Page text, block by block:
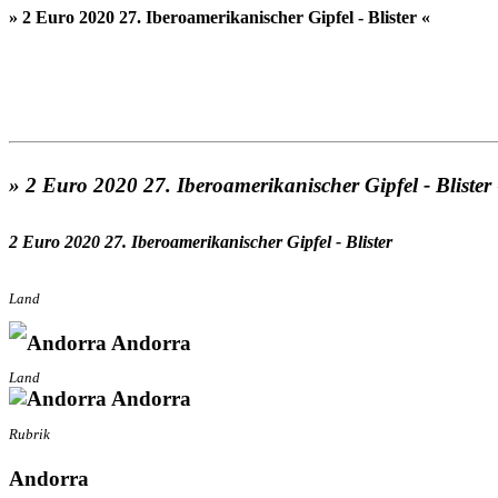
» 2 Euro 2020 27. Iberoamerikanischer Gipfel - Blister «
» 2 Euro 2020 27. Iberoamerikanischer Gipfel - Blister
2 Euro 2020 27. Iberoamerikanischer Gipfel - Blister
Land
Andorra
Land
Andorra
Rubrik
Andorra